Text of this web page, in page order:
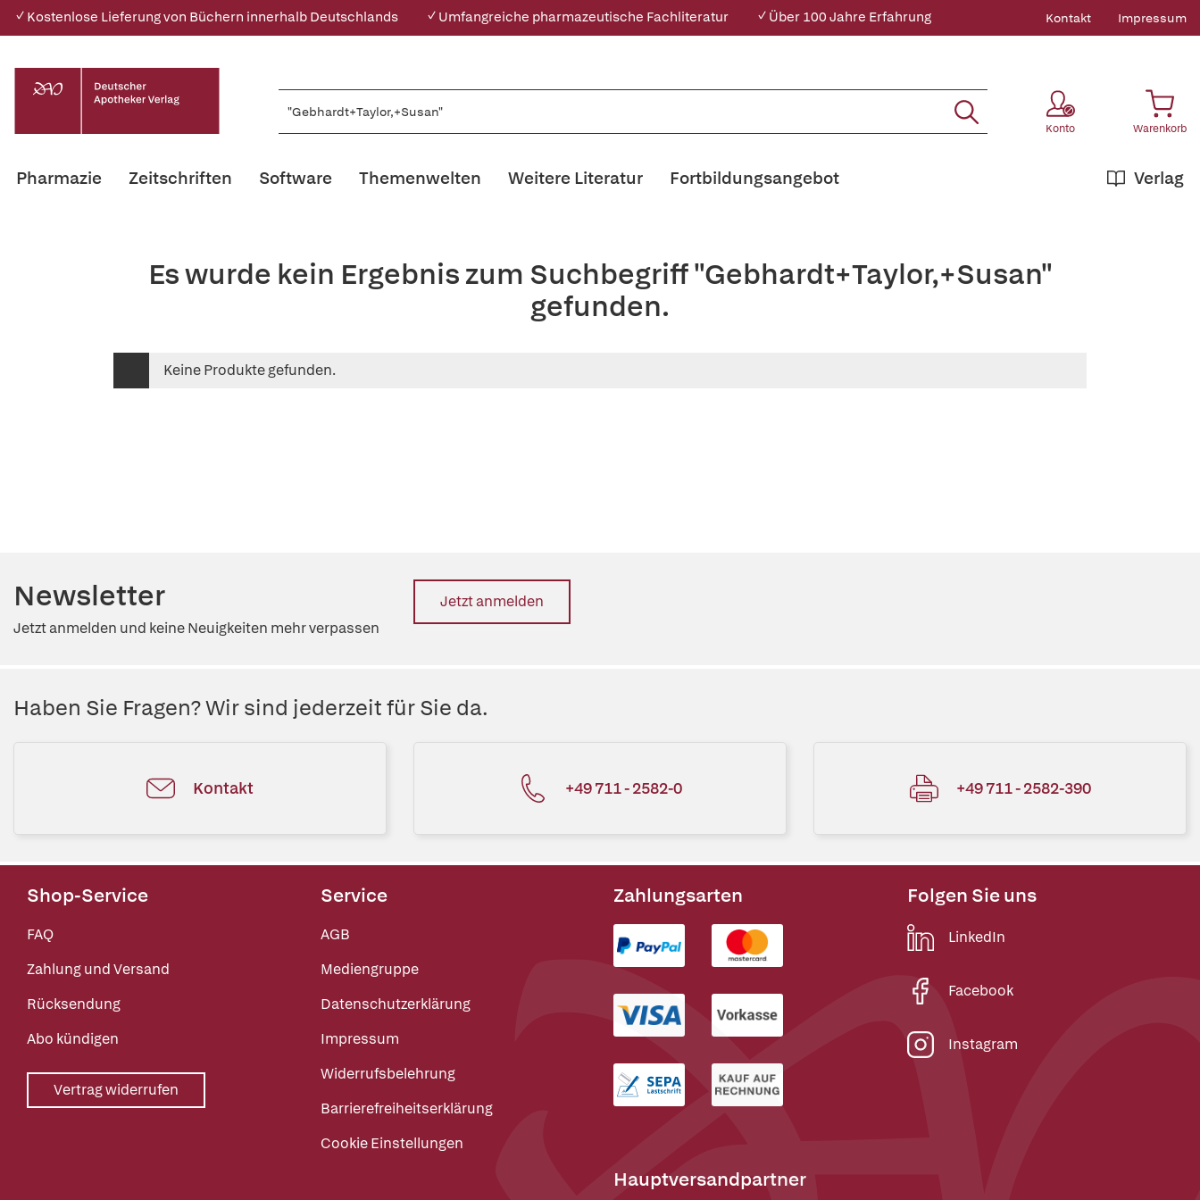
✓ Kostenlose Lieferung von Büchern innerhalb Deutschlands ✓ Umfangreiche pharmazeutische Fachliteratur ✓ Über 100 Jahre Erfahrung Kontakt Impressum
Konto Warenkorb
Pharmazie Zeitschriften Software Themenwelten Weitere Literatur Verlag
Fortbildungsangebot
Es wurde kein Ergebnis zum Suchbegriff "Gebhardt+Taylor,+Susan"
gefunden.
Keine Produkte gefunden.
Newsletter
Jetzt anmelden und keine Neuigkeiten mehr verpassen
Jetzt anmelden
Haben Sie Fragen? Wir sind jederzeit für Sie da.
Kontakt +49 711 - 2582-0 +49 711 - 2582-390
Shop-Service
FAQ
Zahlung und Versand
Rücksendung
Abo kündigen
Vertrag widerrufen
Service
AGB
Mediengruppe
Datenschutzerklärung
Impressum
Widerrufsbelehrung
Barrierefreiheitserklärung
Cookie Einstellungen
Zahlungsarten
Hauptversandpartner
Folgen Sie uns
LinkedIn
Facebook
Instagram